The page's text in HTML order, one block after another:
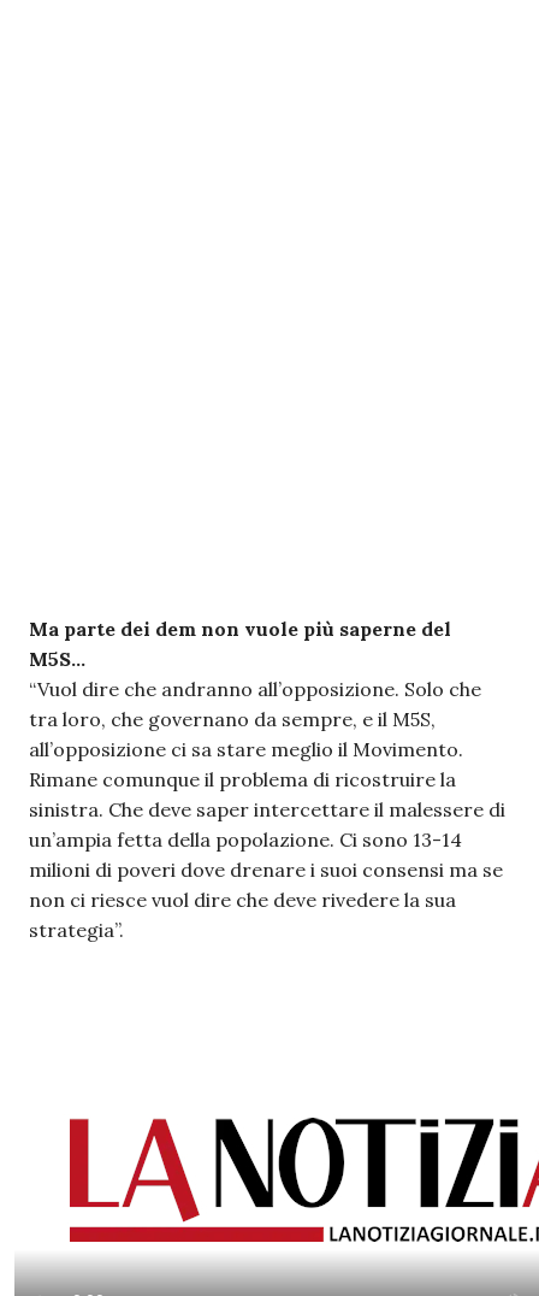
Ma parte dei dem non vuole più saperne del
M5S…
“Vuol dire che andranno all’opposizione. Solo che
tra loro, che governano da sempre, e il M5S,
all’opposizione ci sa stare meglio il Movimento.
Rimane comunque il problema di ricostruire la
sinistra. Che deve saper intercettare il malessere di
un’ampia fetta della popolazione. Ci sono 13-14
milioni di poveri dove drenare i suoi consensi ma se
non ci riesce vuol dire che deve rivedere la sua
strategia”.